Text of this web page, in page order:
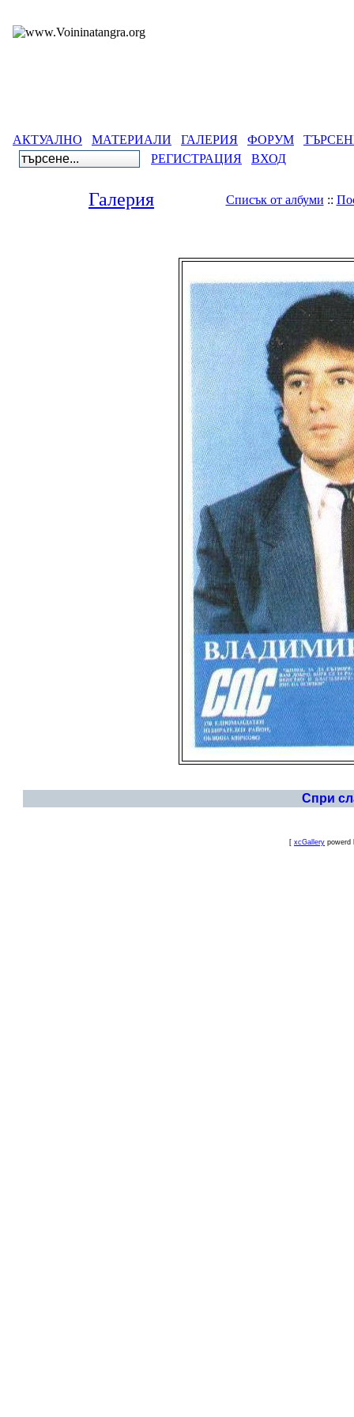
АКТУАЛНО МАТЕРИАЛИ ГАЛЕРИЯ ФОРУМ
РЕГИСТРАЦИЯ
ВХОД
Галерия Списък от албуми ::
Спри
[ xcGallery